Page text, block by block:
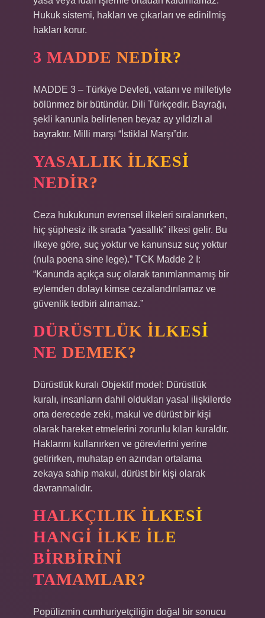
Hukuk sistemi, hakları ve çıkarları ve edinilmiş
hakları korur.
3 MADDE NEDIR?
MADDE 3 – Türkiye Devleti, vatanı ve milletiyle
bölünmez bir bütündür. Dili Türkçedir. Bayrağı,
şekli kanunla belirlenen beyaz ay yıldızlı al
bayraktır. Milli marşı “İstiklal Marşı”dır.
YASALLIK ILKESI
NEDIR?
Ceza hukukunun evrensel ilkeleri sıralanırken,
hiç şüphesiz ilk sırada “yasallık” ilkesi gelir. Bu
ilkeye göre, suç yoktur ve kanunsuz suç yoktur
(nula poena sine lege).” TCK Madde 2 I:
“Kanunda açıkça suç olarak tanımlanmamış bir
eylemden dolayı kimse cezalandırılamaz ve
güvenlik tedbiri alınamaz.”
DÜRÜSTLÜK ILKESI
NE DEMEK?
Dürüstlük kuralı Objektif model: Dürüstlük
kuralı, insanların dahil oldukları yasal ilişkilerde
orta derecede zeki, makul ve dürüst bir kişi
olarak hareket etmelerini zorunlu kılan kuraldır.
Haklarını kullanırken ve görevlerini yerine
getirirken, muhatap en azından ortalama
zekaya sahip makul, dürüst bir kişi olarak
davranmalıdır.
HALKÇILIK ILKESI
HANGI ILKE ILE
BIRBIRINI
TAMAMLAR?
Popülizmin cumhuriyetçiliğin doğal bir sonucu